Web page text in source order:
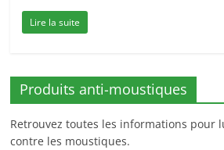
Lire la suite
Produits anti-moustiques
Retrouvez toutes les informations pour
contre les moustiques.